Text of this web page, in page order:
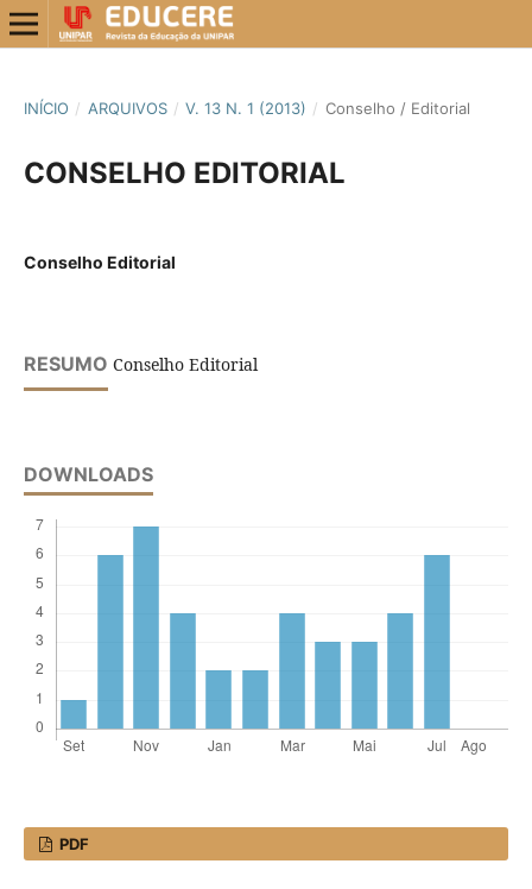
INÍCIO / ARQUIVOS / V. 13 N. 1 (2013) / Conselho / Editorial
CONSELHO EDITORIAL
Conselho Editorial
RESUMO Conselho Editorial
DOWNLOADS
PDF